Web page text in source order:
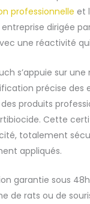
professionnelle et
dirigée
une réactivité
s’appuie sur
précise des
produits
Cette
totalement
appliqués.
garantie sous
de rats ou de